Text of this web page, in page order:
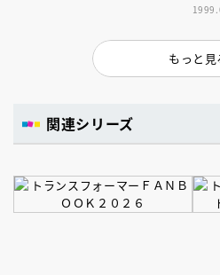
もっと見
関連シリーズ